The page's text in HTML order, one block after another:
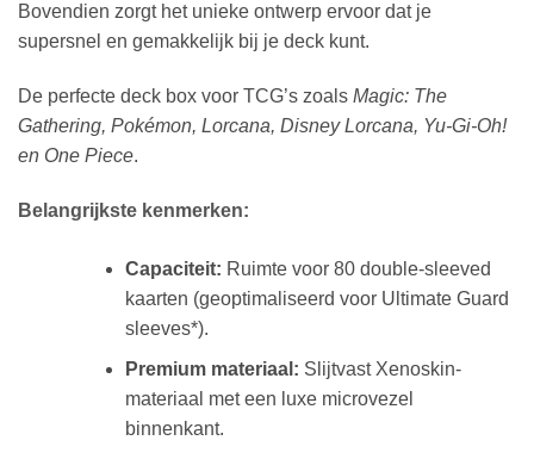
Bovendien zorgt het unieke ontwerp ervoor dat je
supersnel en gemakkelijk bij je deck kunt.
​De perfecte deck box voor TCG’s zoals Magic: The
Gathering, Pokémon, Lorcana, Disney Lorcana, Yu-Gi-Oh!
en One Piece.
​Belangrijkste kenmerken:
Capaciteit: Ruimte voor 80 double-sleeved
kaarten (geoptimaliseerd voor Ultimate Guard
sleeves*).
Premium materiaal: Slijtvast Xenoskin-
materiaal met een luxe microvezel
binnenkant.